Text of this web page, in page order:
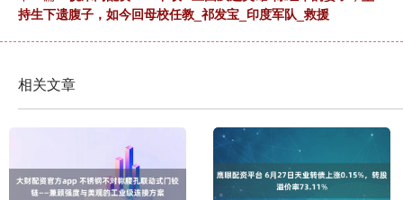
持生下遗腹子，如今回母校任教_祁发宝_印度军队_救援
相关文章